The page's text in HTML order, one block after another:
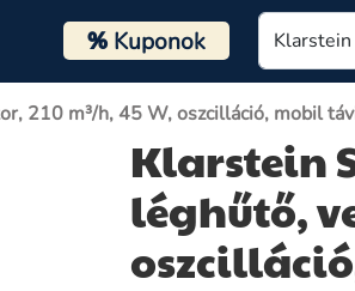
%Kuponok
210 m³/h, 45 W, oszcilláció, mobil
Klarstein
léghűtő,